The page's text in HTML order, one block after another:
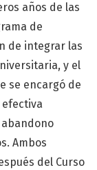
años de las
de
de integrar las
y el
se encargó de
Ambos
del Curso